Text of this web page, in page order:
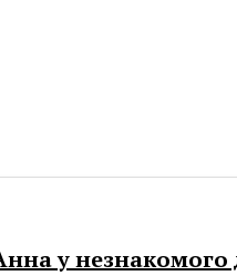
у незнакомого